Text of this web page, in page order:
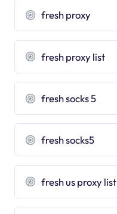
fresh proxy
fresh proxy list
fresh socks 5
fresh socks5
fresh us proxy list